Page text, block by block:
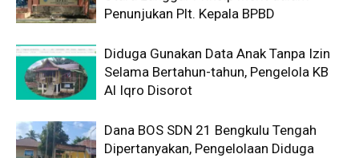
Penunjukan Plt. Kepala BPBD
Diduga Gunakan Data Anak Tanpa Izin
Selama Bertahun-tahun, Pengelola KB
Al Iqro Disorot
Dana BOS SDN 21 Bengkulu Tengah
Dipertanyakan, Pengelolaan Diduga